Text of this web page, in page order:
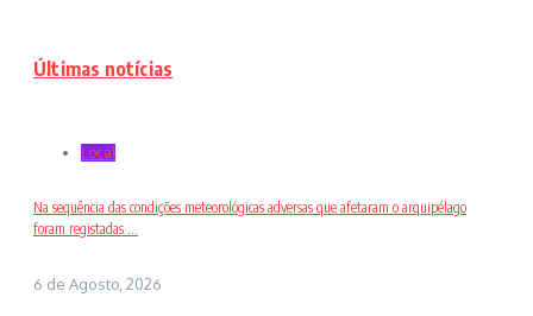
Últimas notícias
Local
Na sequência das condições meteorológicas adversas que afetaram o arquipélago
foram registadas ...
6 de Agosto, 2026